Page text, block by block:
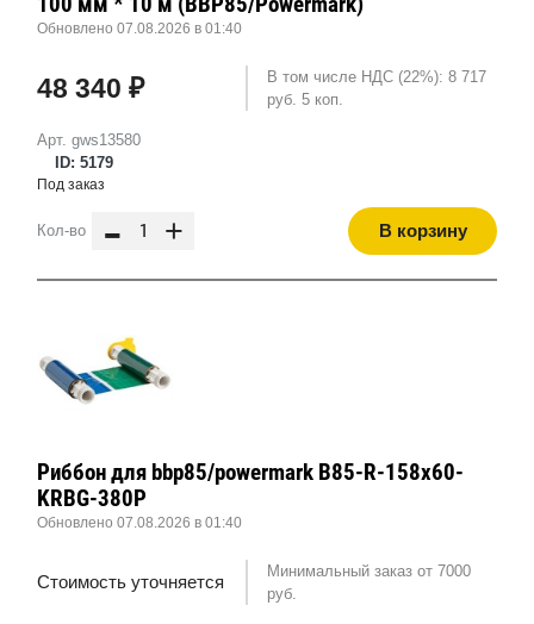
Арт. gws13580
ID: 5179
Обновлено 07.08.2026 в 01:40
48 340 ₽
В том числе НДС (22%): 8 717
руб. 5 коп.
Под заказ
Кол-во - + В корзину
Риббон для bbp85/powermark B85-R-158x60-
KRBG-380P
Обновлено 07.08.2026 в 01:40
Стоимость уточняется
Минимальный заказ от 7000
руб.